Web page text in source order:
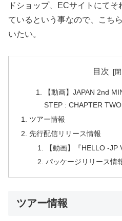
ドショップ、ECサイトにて
ているという事なので、こち
いたい。
目次
【動画】JAPAN 2nd
STEP : CHAPTER
ツアー情報
先行配信リリース情報
【動画】『HELLO -
パッケージリリース情
ツアー情報